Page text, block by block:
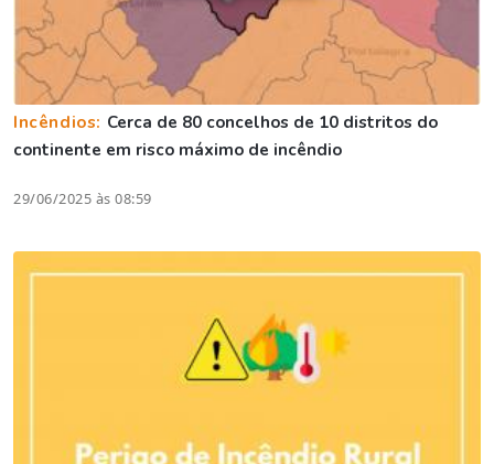
Incêndios: Cerca de 80 concelhos de 10 distritos do
continente em risco máximo de incêndio
29/06/2025 às 08:59